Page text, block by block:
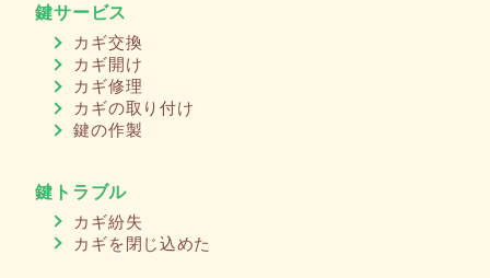
鍵サービス
カギ交換
カギ開け
カギ修理
カギの取り付け
鍵の作製
鍵トラブル
カギ紛失
カギを閉じ込めた